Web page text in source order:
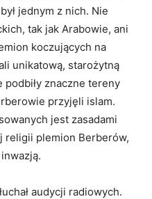
jednym z nich. Nie
tak jak Arabowie, ani
koczujących na
unikatową, starożytną
znaczne tereny
przyjęli islam.
jest zasadami
plemion Berberów,
audycji radiowych.